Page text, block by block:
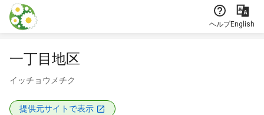
本文に飛ぶ
ヘルプEnglish
一丁目地区
イッチョウメチク
提供元サイトで表示